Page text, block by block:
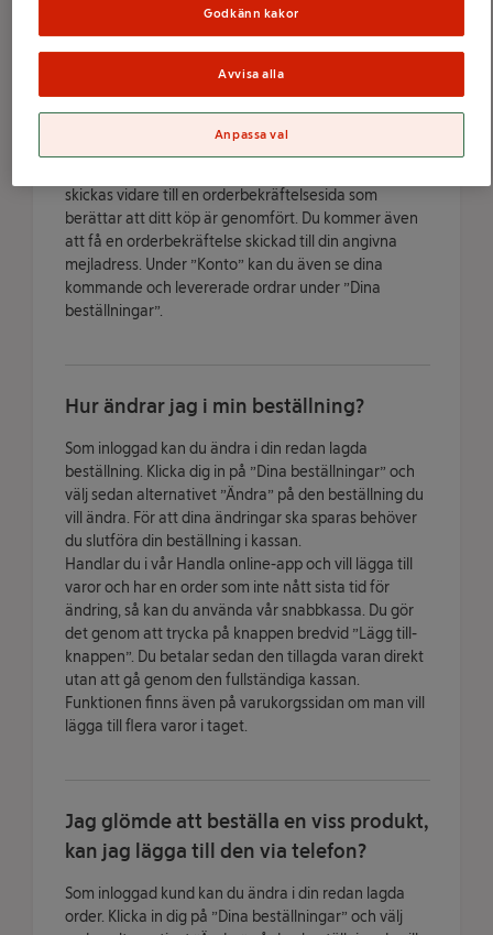
Hur vet jag om mitt köp har gått
skickas vidare till en orderbekräftelsesida som
berättar att ditt köp är genomfört. Du kommer även
att få en orderbekräftelse skickad till din angivna
mejladress. Under ”Konto” kan du även se dina
kommande och levererade ordrar under ”Dina
beställningar”.
Hur ändrar jag i min beställning?
Som inloggad kan du ändra i din redan lagda
beställning. Klicka dig in på ”Dina beställningar” och
välj sedan alternativet ”Ändra” på den beställning du
vill ändra. För att dina ändringar ska sparas behöver
du slutföra din beställning i kassan.
Handlar du i vår Handla online-app och vill lägga till
varor och har en order som inte nått sista tid för
ändring, så kan du använda vår snabbkassa. Du gör
det genom att trycka på knappen bredvid ”Lägg till-
knappen”. Du betalar sedan den tillagda varan direkt
utan att gå genom den fullständiga kassan.
Funktionen finns även på varukorgssidan om man vill
lägga till flera varor i taget.
Jag glömde att beställa en viss produkt,
kan jag lägga till den via telefon?
Som inloggad kund kan du ändra i din redan lagda
order. Klicka in dig på ”Dina beställningar” och välj
Godkänn kakor
Avvisa alla
Anpassa val